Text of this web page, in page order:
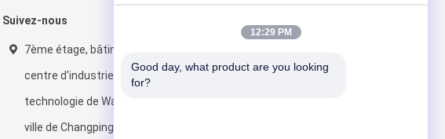
Suivez-nous
7ème étage, bâtiment 1,
centre d'industrie de
technologie de Wanfeng,
ville de Changping, ville de
12:29 PM
Good day, what product are you looking
for?